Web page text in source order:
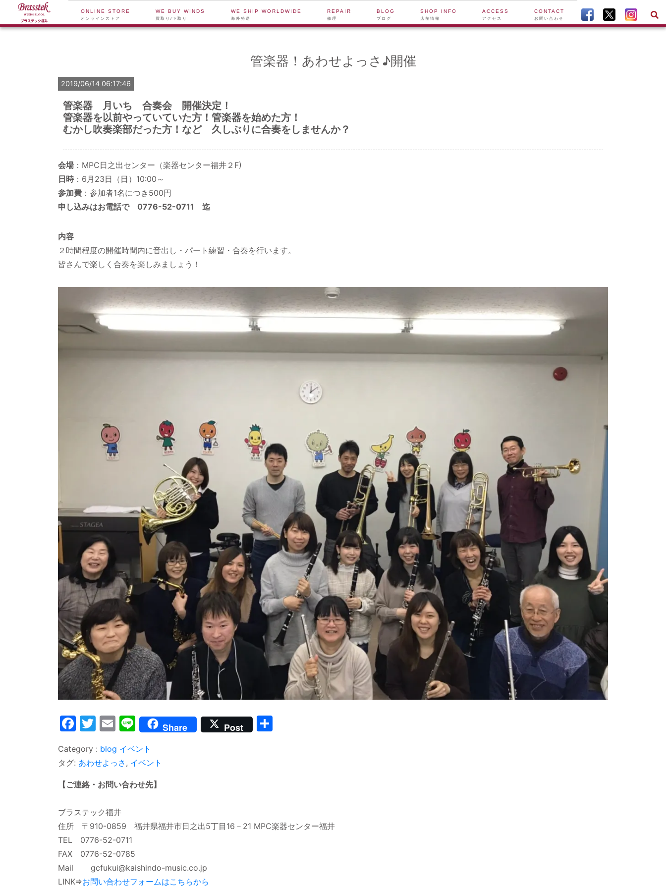
ONLINE STORE
オンラインストア
WE BUY WINDS
買取り/下取り
WE SHIP WORLDWIDE
海外発送
REPAIR
修理
BLOG
ブログ
SHOP INFO
店舗情報
ACCESS
アクセス
CONTACT
お問い合わせ
管楽器！あわせよっさ♪開催
2019/06/14 06:17:46
管楽器 月いち 合奏会 開催決定！
管楽器を以前やっていていた方！管楽器を始めた方！
むかし吹奏楽部だった方！など 久しぶりに合奏をしませんか？
会場：MPC日之出センター（楽器センター福井２F)
日時：6月23日（日）10:00～
参加費 ：参加者1名につき500円
申し込みはお電話で 0776-52-0711 迄
内容
２時間程度の開催時間内に音出し・パート練習・合奏を行います。
皆さんで楽しく合奏を楽しみましょう！
Facebook
Twitter
Email
LineShare Post
blog イベント
タグ: あわせよっさ , イベント
【ご連絡・お問い合わせ先】
ブラステック福井
住所 〒910-0859 福井県福井市日之出5丁目16－21 MPC楽器センター福井
TEL 0776-52-0711
FAX 0776-52-0785
Mail gcfukui@kaishindo-music.co.jp
LINK⇒お問い合わせフォームはこちらから